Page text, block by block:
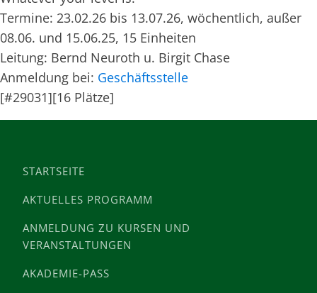
Termine: 23.02.26 bis 13.07.26, wöchentlich, außer
08.06. und 15.06.25, 15 Einheiten
Leitung: Bernd Neuroth u. Birgit Chase
Anmeldung bei: Geschäftsstelle
[#29031][16 Plätze]
STARTSEITE
AKTUELLES PROGRAMM
ANMELDUNG ZU KURSEN UND
VERANSTALTUNGEN
AKADEMIE-PASS